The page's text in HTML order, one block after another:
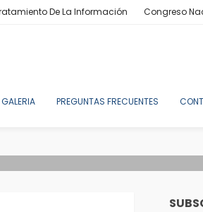
De La Información Congreso
GALERIA PREGUNTAS FRECUENTES